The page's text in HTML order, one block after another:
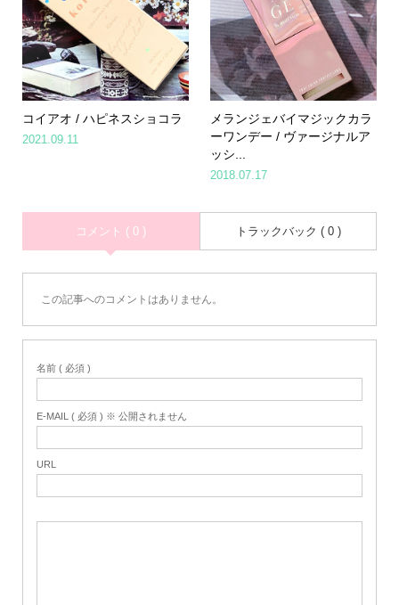
コイアオ / ハピネスショコラ
2021.09.11
メランジェバイマジックカラ
ーワンデー / ヴァージナルア
ッシ...
2018.07.17
コメント ( 0 ) トラックバック ( 0 )
この記事へのコメントはありません。
名前 ( 必須 )
E-MAIL ( 必須 ) ※ 公開されません
URL